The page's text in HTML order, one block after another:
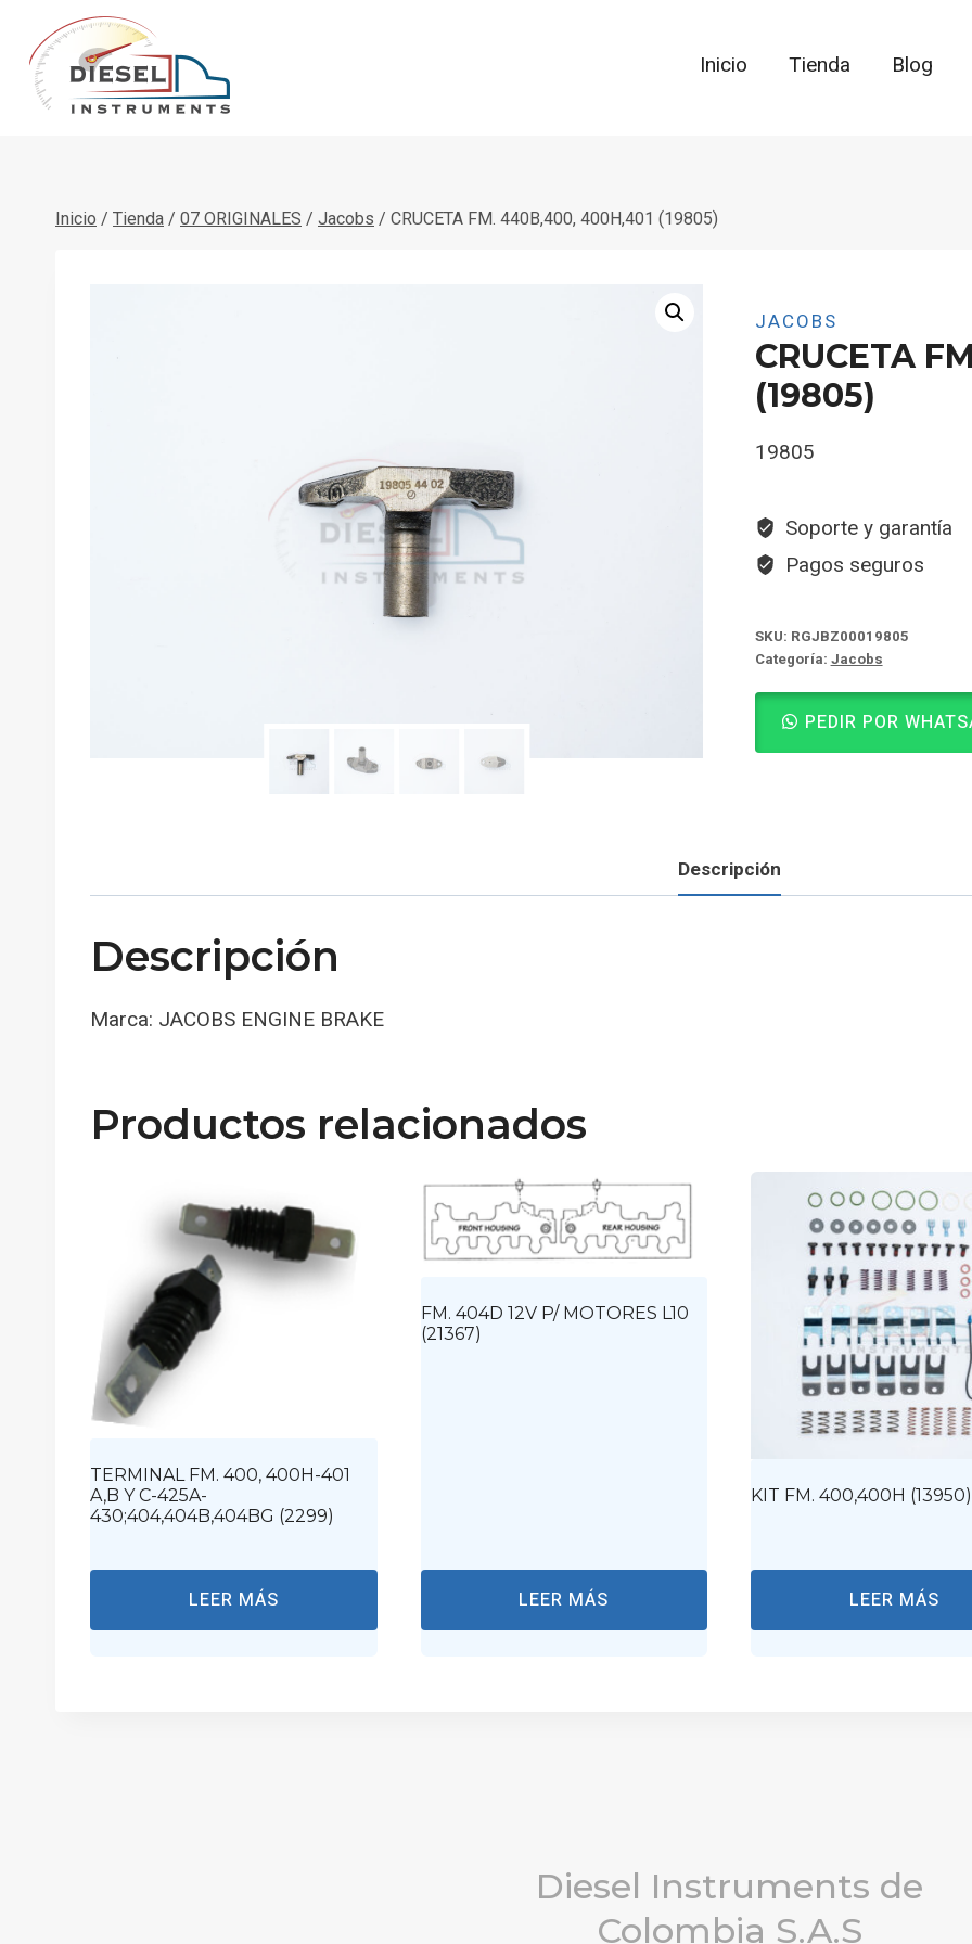
contenido
Inicio Tienda Blog
Inicio / Tienda / 07 ORIGINALES / Jacobs / CRUCETA FM. 440B,400, 400H,401 (19805)
JACOBS
CRUCETA
(19805)
19805
Soporte y garantía
Pagos seguros
SKU: RGJBZ00019805
Categoría: Jacobs
PEDIR POR
Descripción
Descripción
Marca: JACOBS ENGINE BRAKE
Productos relacionados
TERMINAL FM. 400, 400H-401
A,B Y C-425A-
430;404,404B,404BG (2299)
LEER MÁS
FM. 404D 12V P/ MOTORES L10
(21367)
LEER MÁS
KIT FM. 400,400H (13950)
LEER MÁS
Diesel Instruments de
Colombia S.A.S